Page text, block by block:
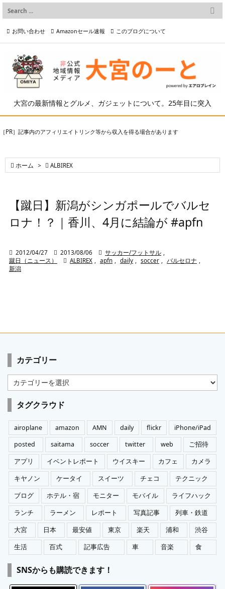
大宮の最新情報とグルメ、ガジェットについて。25年目に突入

メニュー

検索
お問い合わせ Amazonセール速報 このブログについて
プライバシーポリシー等
［PR］記事内のアフィリエイトリンク等から収入を得る場合があります
 ホーム >  ALBIREX
【蹴日】新潟がシンガポールでバルセ
ロナ！？｜香川、4月に結論が #apfn
 2012/04/27  2013/08/06  サッカー/フットサル
蹴日（ニュース）
 ALBIREX apfn daily soccer バルセロナ
新潟
カテゴリー
テ
ゴ
ー
タグクラウド
airoplane amazon AMN daily flickr
iPhone/iPad
posted
saitama soccer twitter web
ご招待
アプリ
イベントレポート ウイスキー カフェ
カメラ
キヤノン
ケータイ スイーツ チェコ
テクニック
ブログ
ホテル・宿 モニター モバイル
ライフハック
ランチ
ラーメン レポート 写真記事
列車・鉄道
大宮
日本 最安値 東京 楽天 浦和
渋谷
生活
百式 記事広告 車 音楽 食
SNSからも購読できます！